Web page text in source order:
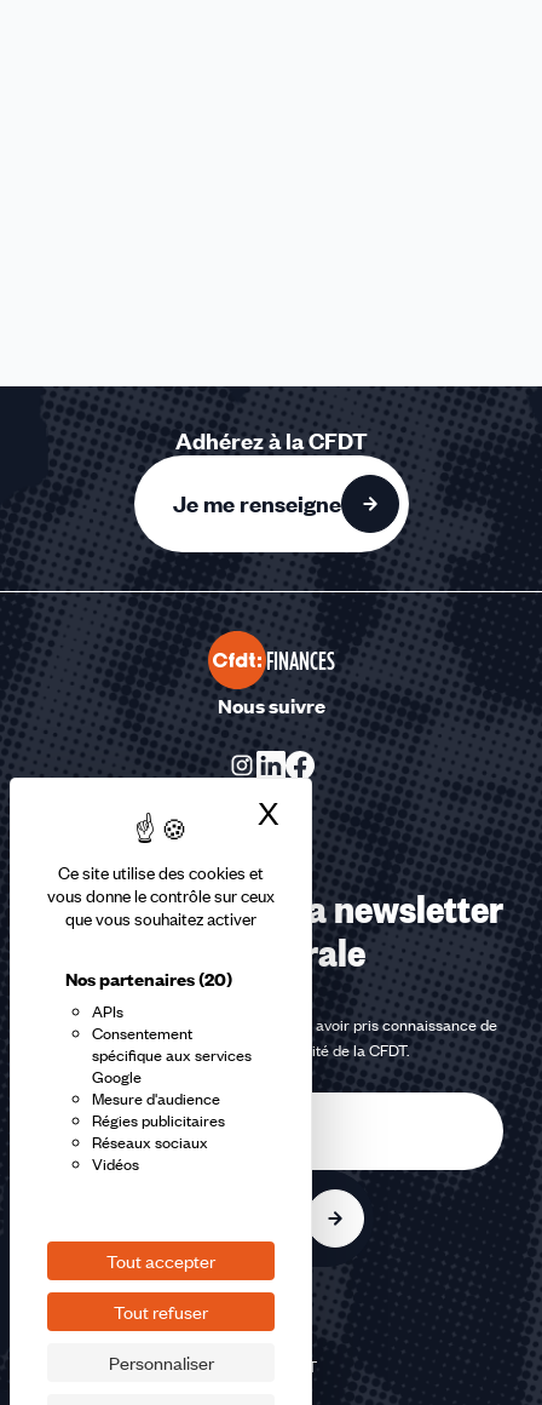
Ce site utilise des cookies et
vous donne le contrôle sur ceux
que vous souhaitez activer
Nos partenaires(20)
APIs
Consentement
spécifique aux services
Google
Mesure d'audience
Régies publicitaires
Réseaux sociaux
Vidéos
Tout accepter
Tout refuser
Personnaliser
X Masquer le
Adhérez à la CFDT
Je me renseigne
FINANCES
Nous suivre
Abonnez-vous à la newsletter
confédérale
En m'inscrivant à la newsletter, j'affirme avoir pris connaissance de
lapolitique de confidentialité de la CFDT.
©2026 CFDT